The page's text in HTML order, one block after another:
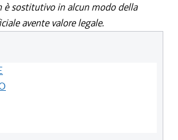
è sostitutivo in alcun modo della
avente valore legale.